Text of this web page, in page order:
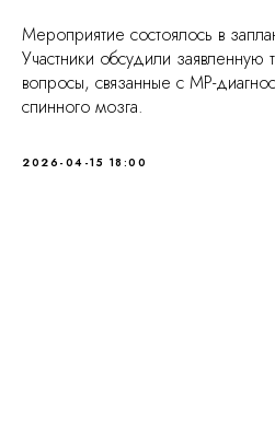
Мероприятие состоялось в
Участники обсудили заявленную
вопросы, связанные с МР-
спинного мозга.
2026-04-15 18:00